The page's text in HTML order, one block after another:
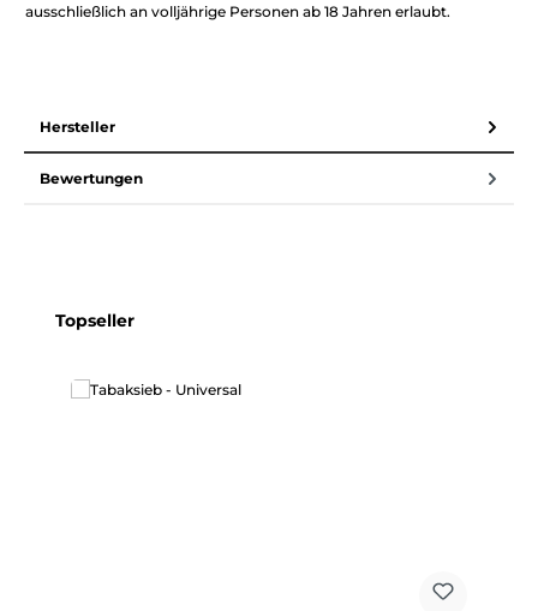
ausschließlich an volljährige Personen ab 18 Jahren erlaubt.
Hersteller
Bewertungen
Produktgalerie überspringen
Topseller